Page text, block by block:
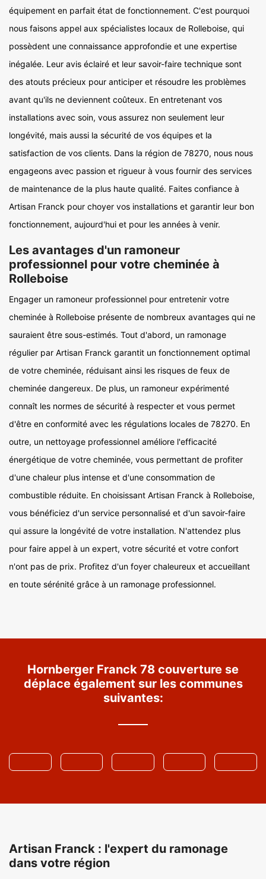
équipement en parfait état de fonctionnement. C'est pourquoi
nous faisons appel aux spécialistes locaux de Rolleboise, qui
possèdent une connaissance approfondie et une expertise
inégalée. Leur avis éclairé et leur savoir-faire technique sont
des atouts précieux pour anticiper et résoudre les problèmes
avant qu'ils ne deviennent coûteux. En entretenant vos
installations avec soin, vous assurez non seulement leur
longévité, mais aussi la sécurité de vos équipes et la
satisfaction de vos clients. Dans la région de 78270, nous nous
engageons avec passion et rigueur à vous fournir des services
de maintenance de la plus haute qualité. Faites confiance à
Artisan Franck pour choyer vos installations et garantir leur bon
fonctionnement, aujourd'hui et pour les années à venir.
Les avantages d'un ramoneur
professionnel pour votre cheminée à
Rolleboise
Engager un ramoneur professionnel pour entretenir votre
cheminée à Rolleboise présente de nombreux avantages qui ne
sauraient être sous-estimés. Tout d'abord, un ramonage
régulier par Artisan Franck garantit un fonctionnement optimal
de votre cheminée, réduisant ainsi les risques de feux de
cheminée dangereux. De plus, un ramoneur expérimenté
connaît les normes de sécurité à respecter et vous permet
d'être en conformité avec les régulations locales de 78270. En
outre, un nettoyage professionnel améliore l'efficacité
énergétique de votre cheminée, vous permettant de profiter
d'une chaleur plus intense et d'une consommation de
combustible réduite. En choisissant Artisan Franck à Rolleboise,
vous bénéficiez d'un service personnalisé et d'un savoir-faire
qui assure la longévité de votre installation. N'attendez plus
pour faire appel à un expert, votre sécurité et votre confort
n'ont pas de prix. Profitez d'un foyer chaleureux et accueillant
en toute sérénité grâce à un ramonage professionnel.
Hornberger Franck 78 couverture se
déplace également sur les communes
suivantes:
Artisan Franck : l'expert du ramonage
dans votre région